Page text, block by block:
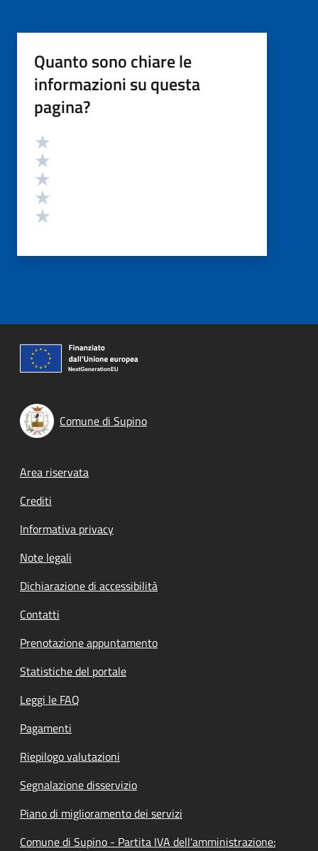
Quanto sono chiare le
informazioni su questa
pagina?
Valutazione
Comune di Supino
Footer menu
Area riservata
Crediti
Informativa privacy
Note legali
Dichiarazione di accessibilità
Contatti
Prenotazione appuntamento
Statistiche del portale
Leggi le FAQ
Pagamenti
Riepilogo valutazioni
Segnalazione disservizio
Piano di miglioramento dei servizi
Comune di Supino - Partita IVA dell'amministrazione: